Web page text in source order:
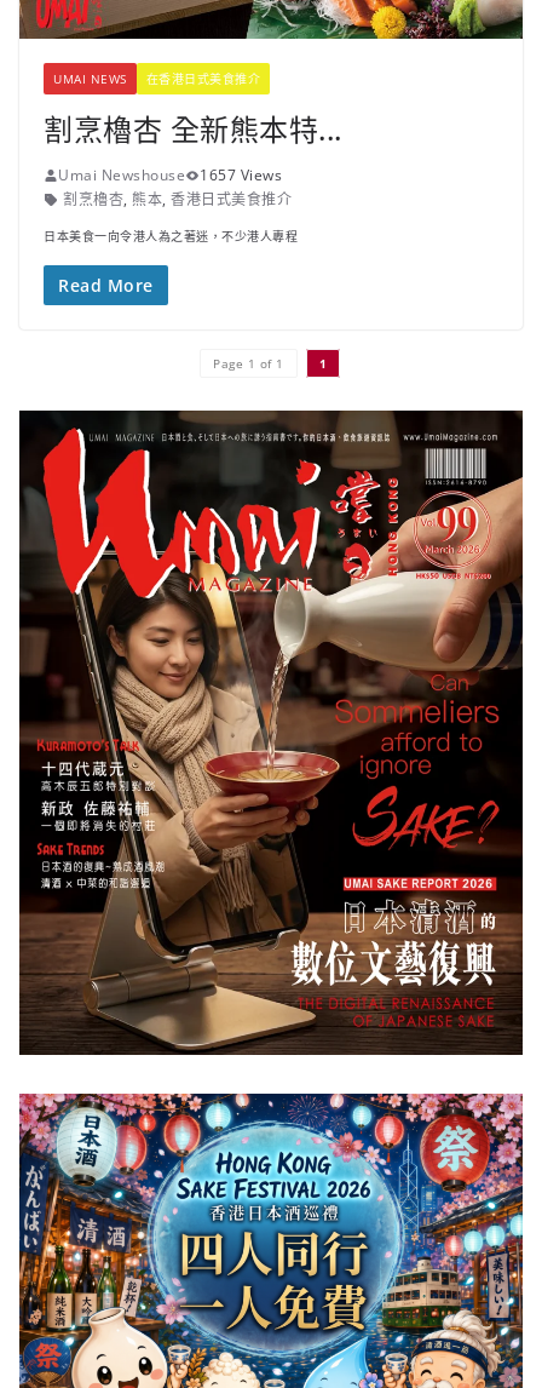
UMAI NEWS 在香港日式美食推介
割烹櫓杏 全新熊本特...
Umai Newshouse
1657 Views
割烹櫓杏, 熊本, 香港日式美食推介
日本美食一向令港人為之著迷，不少港人專程
Read More
Page 1 of 1 1